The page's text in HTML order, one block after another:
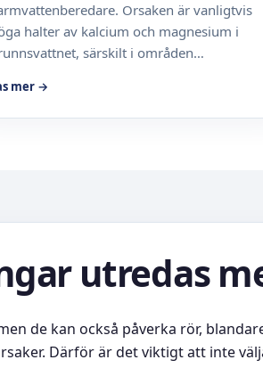
Orsaken är vanligtvis
halter av kalcium och magnesium i
särskilt i områden…
mer →
utredas
de kan också påverka rör,
Därför är det viktigt att inte